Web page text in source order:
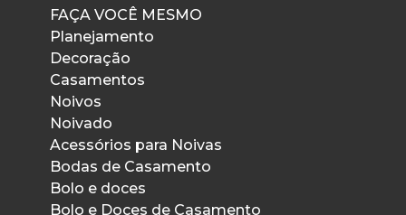
FAÇA VOCÊ MESMO
Planejamento
Decoração
Casamentos
Noivos
Noivado
Acessórios para Noivas
Bodas de Casamento
Bolo e doces
Bolo e Doces de Casamento